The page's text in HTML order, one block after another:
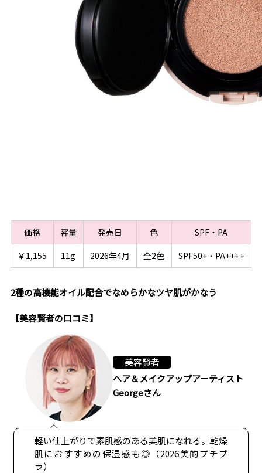
価格 容量 発売日 色
SPF・PA
￥1,155
11g 2026年4月 全2色 SPF50+・PA++++
2種の高機能オイル配合でなめらかなツヤ肌がかなう
【美容賢者の口コミ】
美容賢者
ヘア＆メイクアップアーティスト
Georgeさん
軽い仕上がりで素肌感のある美肌になれる。乾燥
肌におすすめの保湿感も◎（2026美的プチプ
ラ）